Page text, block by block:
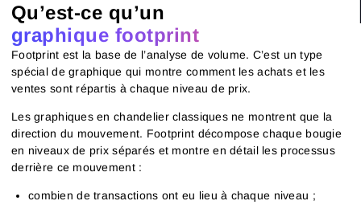
Qu’est-ce qu’un
graphique footprint
Footprint est la base de l’analyse de volume. C’est un type
spécial de graphique qui montre comment les achats et les
ventes sont répartis à chaque niveau de prix.
Les graphiques en chandelier classiques ne montrent que la
direction du mouvement. Footprint décompose chaque bougie
en niveaux de prix séparés et montre en détail les processus
derrière ce mouvement :
combien de transactions ont eu lieu à chaque niveau ;